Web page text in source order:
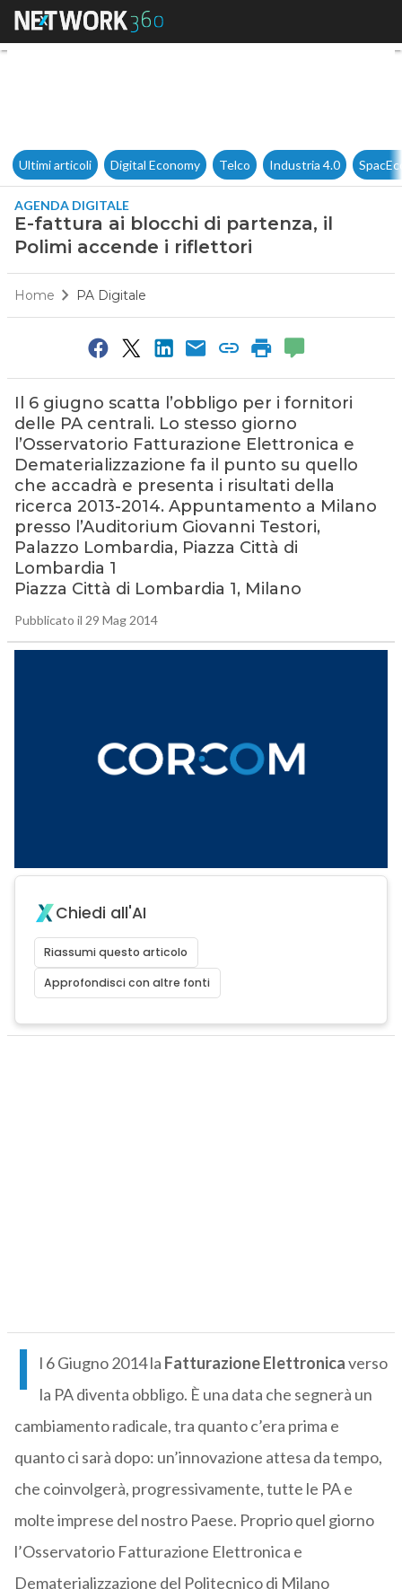
E-fattura ai blocchi di
Ultimi articoli Digital Economy Telco Industria 4.0
AGENDA DIGITALE
E-fattura ai blocchi di partenza, il
Polimi accende i riflettori
Home PA Digitale
Il 6 giugno scatta l’obbligo per i fornitori
delle PA centrali. Lo stesso giorno
l’Osservatorio Fatturazione Elettronica e
Dematerializzazione fa il punto su quello
che accadrà e presenta i risultati della
ricerca 2013-2014. Appuntamento a Milano
presso l’Auditorium Giovanni Testori,
Palazzo Lombardia, Piazza Città di
Lombardia 1
Piazza Città di Lombardia 1, Milano
Pubblicato il 29 Mag 2014
Chiedi all'AI
Riassumi questo articolo
Approfondisci con altre fonti
I l 6 Giugno 2014 la Fatturazione Elettronicaverso
la PA diventa obbligo. È una data che segnerà un
cambiamento radicale, tra quanto c’era prima e
quanto ci sarà dopo: un’innovazione attesa da tempo,
che coinvolgerà, progressivamente, tutte le PA e
molte imprese del nostro Paese. Proprio quel giorno
l’Osservatorio Fatturazione Elettronica e
Dematerializzazione del Politecnico di Milano